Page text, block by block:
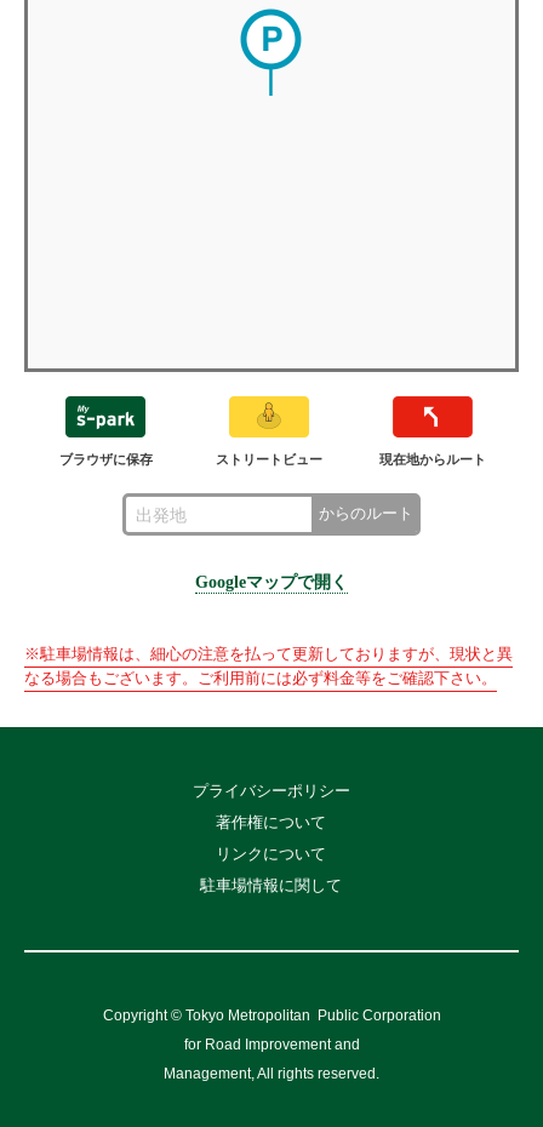
ブラウザに保存 ストリートビュー 現在地からルート
からのルート
Googleマップで開く
※駐車場情報は、細心の注意を払って更新しておりますが、現状と異
なる場合もございます。ご利用前には必ず料金等をご確認下さい。
プライバシーポリシー
著作権について
リンクについて
駐車場情報に関して
Copyright © Tokyo Metropolitan
Public Corporation
for Road Improvement and
Management, All rights reserved.